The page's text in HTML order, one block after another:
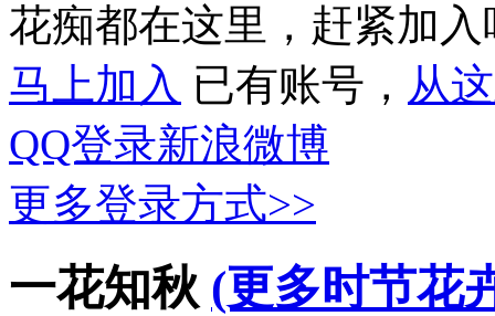
花痴都在这里，赶紧加入
马上加入 已有账号， 从
QQ登录新浪微博
更多登录方式>>
一花知秋 (更多时节花